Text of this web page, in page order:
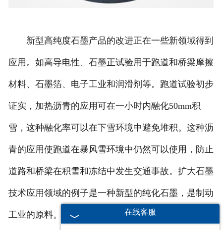
新型高纯度石墨产品的改进正在一些新领域得到
应用。如高导电性、石墨正试验用于跑道和桥梁摩擦
材料、石墨箔、电子工业和润滑剂等。跑道试验初步
证实，加热沥青的应用可在一小时内融化50mm积
雪，这种融化率可以在下雪环境中避免堆积。这种沥
青的应用使跑道在暴风雪环境中仍然可以使用，防止
道路和桥梁在积雪和冻结中发生交通事故。扩大石墨
技术应用领域的例子是一种新型的纯化石墨，是制动
工业的原料。石墨也可用作制动的摩擦改良剂，其功
在线客服